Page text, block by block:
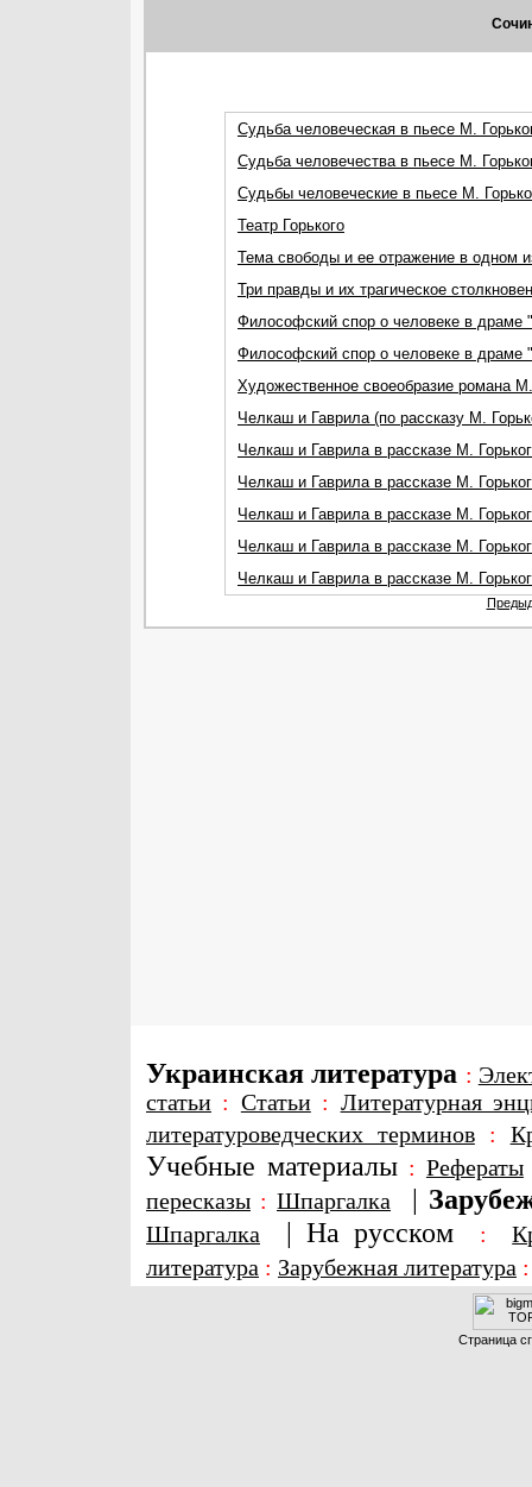
Судьба человеческая в пьесе М.
Судьба человечества в пьесе М.
Судьбы человеческие в пьесе М.
Театр Горького
Тема свободы и ее отражение в одном
Три правды и их трагическое
Философский спор о человеке в драме
Философский спор о человеке в драме
Художественное своеобразие романа
Челкаш и Гаврила (по рассказу М.
Челкаш и Гаврила в рассказе М.
Челкаш и Гаврила в рассказе М.
Челкаш и Гаврила в рассказе М.
Челкаш и Гаврила в рассказе М.
Челкаш и Гаврила в рассказе М.
Украинская литература :
статьи : Статьи: Литературная
литературоведческих терминов:
Учебные материалы : Рефераты
пересказы : Шпаргалка |
Шпаргалка | На русском :
литература : Зарубежная литература
Страница